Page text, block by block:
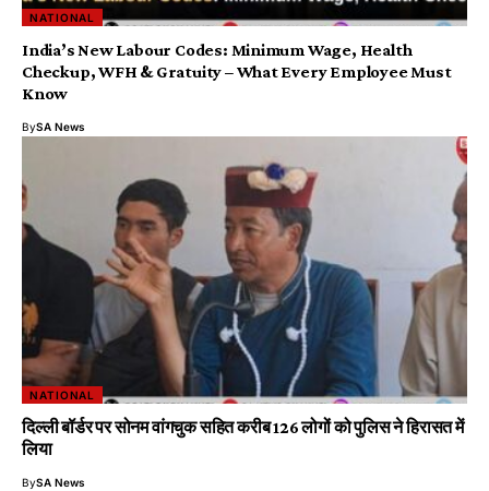
NATIONAL
India’s New Labour Codes: Minimum Wage, Health
Checkup, WFH & Gratuity – What Every Employee Must
Know
BySA News
NATIONAL
दिल्ली बॉर्डर पर सोनम वांगचुक सहित करीब 126 लोगों को पुलिस ने हिरासत में
लिया
BySA News